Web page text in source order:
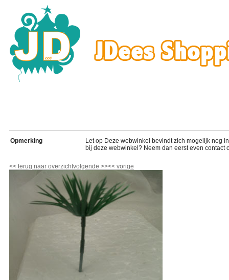
Opmerking
Let op Deze webwinkel bevindt zich mogelijk nog
bij deze webwinkel? Neem dan eerst even contact
<< terug naar overzichtvolgende >><< vorige